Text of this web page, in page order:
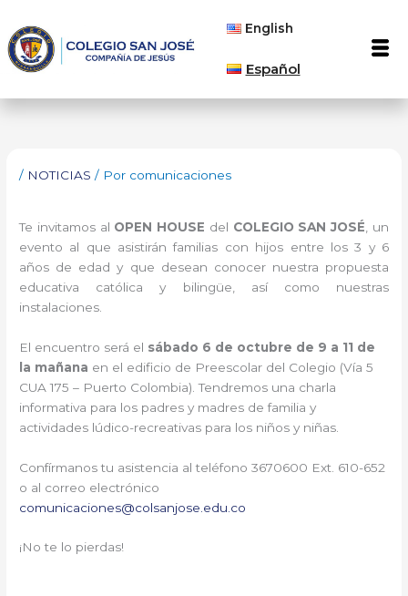
contenido
English
Español
/ NOTICIAS / Por comunicaciones
Te invitamos al OPEN HOUSE del COLEGIO SAN JOSÉ , un
evento al que asistirán familias con hijos entre los 3 y 6
años de edad y que desean conocer nuestra propuesta
educativa católica y bilingüe, así como nuestras
instalaciones.
El encuentro será el sábado 6 de octubre de 9 a 11 de
la mañana en el edificio de Preescolar del Colegio (Vía 5
CUA 175 – Puerto Colombia). Tendremos una charla
informativa para los padres y madres de familia y
actividades lúdico-recreativas para los niños y niñas.
Confírmanos tu asistencia al teléfono 3670600 Ext. 610-652
o al correo electrónico
comunicaciones@colsanjose.edu.co
¡No te lo pierdas!